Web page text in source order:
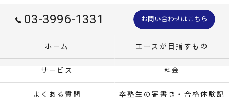
03-3996-1331 お問い合わせはこちら
ホーム エースが目指すもの
サービス 料金
よくある質問 卒塾生の寄書き・合格体験記